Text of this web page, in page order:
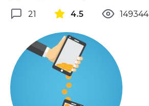
21 4.5 149344